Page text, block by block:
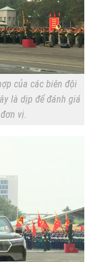
của các biên đội
là dịp để đánh giá
vị.